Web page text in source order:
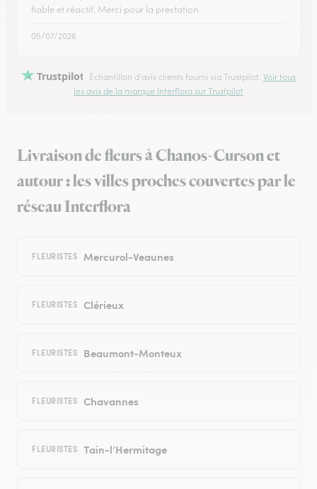
fiable et réactif. Merci pour la prestation
05/07/2026
Trustpilot Échantillon d'avis clients fourni via Trustpilot. Voir tous
les avis de la marque Interflora sur Trustpilot
Livraison de fleurs à Chanos-Curson et
autour : les villes proches couvertes par le
réseau Interflora
FLEURISTES Mercurol-Veaunes
FLEURISTES Clérieux
FLEURISTES Beaumont-Monteux
FLEURISTES Chavannes
FLEURISTES Tain-l’Hermitage